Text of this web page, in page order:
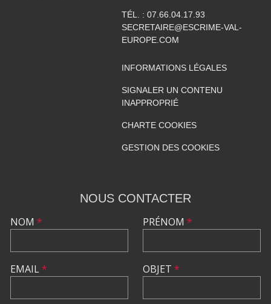
TÉL. : 07.66.04.17.93
SECRETAIRE@ESCRIME-VAL-
EUROPE.COM
INFORMATIONS LÉGALES
SIGNALER UN CONTENU
INAPPROPRIÉ
CHARTE COOKIES
GESTION DES COOKIES
NOUS CONTACTER
NOM *
EMAIL*
PRÉNOM *
OBJET *